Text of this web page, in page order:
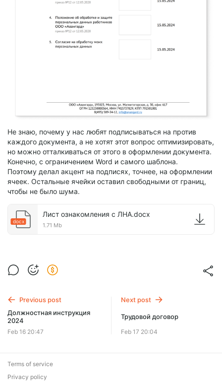
Не знаю, почему у нас любят подписываться на против
каждого документа, а не хотят этот вопрос оптимизировать,
но можно отталкиваться от этого в оформлении документа.
Конечно, с ограничением Word и самого шаблона.
Поэтому делал акцент на подписях, точнее, на оформлении
ячеек. Остальные ячейки оставил свободными от границ,
чтобы не было шума.
docx
Лист ознакомления c ЛНА.docx
1.71 Mb
Previous post
Должностная инструкция
2024
Feb 16 20:47
Next post
Трудовой договор
Feb 17 20:04
Terms of service
Privacy policy